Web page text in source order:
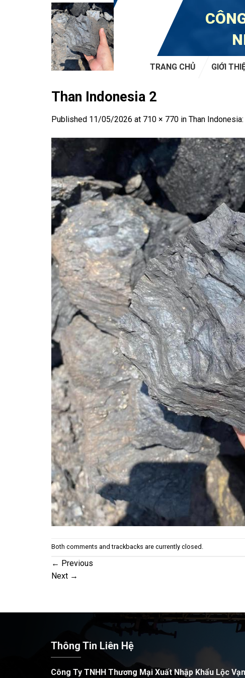
TRANG CHỦ GIỚI
Than Indonesia 2
Published 11/05/2026 at 710 × 770 in Than
Both comments and trackbacks are currently closed.
← Previous
Next →
Thông Tin Liên Hệ
Công Ty TNHH Thương Mại Xuất Nhập Khẩu Lộc